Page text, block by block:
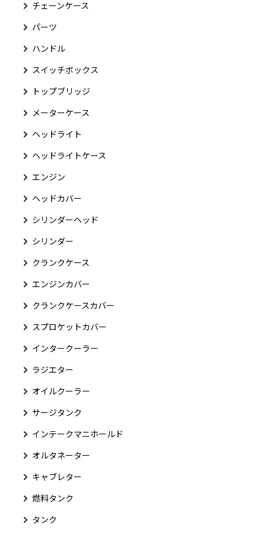
チェーンケース
パーツ
ハンドル
スイッチボックス
トップブリッジ
メーターケース
ヘッドライト
ヘッドライトケース
エンジン
ヘッドカバー
シリンダーヘッド
シリンダー
クランクケース
エンジンカバー
クランクケースカバー
スプロケットカバー
インタークーラー
ラジエター
オイルクーラー
サージタンク
インテークマニホールド
オルタネーター
キャブレター
燃料タンク
タンク